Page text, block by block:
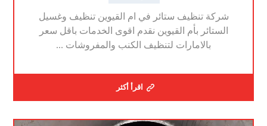
شركة تنظيف ستائر في ام القيوين تنظيف وغسيل
الستائر بأم القيوين نقدم اقوى الخدمات باقل سعر
بالامارات لتنظيف الكنب والمفروشات ...
اقرأ أكثر